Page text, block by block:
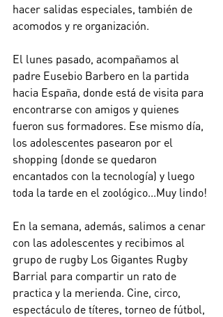
hacer salidas especiales, también de
acomodos y re organización.
El lunes pasado, acompañamos al
padre Eusebio Barbero en la partida
hacia España, donde está de visita para
encontrarse con amigos y quienes
fueron sus formadores. Ese mismo día,
los adolescentes pasearon por el
shopping (donde se quedaron
encantados con la tecnología) y luego
toda la tarde en el zoológico...Muy lindo!
En la semana, además, salimos a cenar
con las adolescentes y recibimos al
grupo de rugby Los Gigantes Rugby
Barrial para compartir un rato de
practica y la merienda. Cine, circo,
espectáculo de títeres, torneo de fútbol,